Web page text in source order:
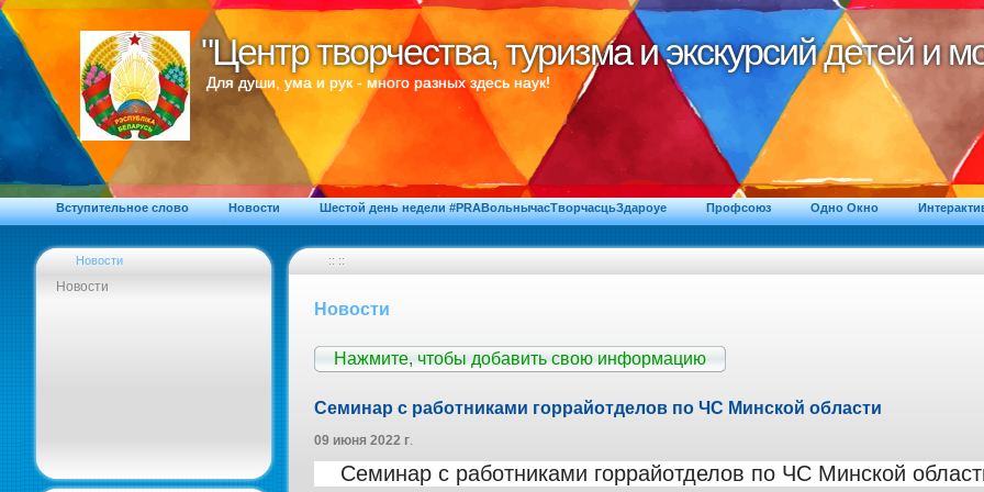
"Центр творчества, туризма и экскурсий детей и
"Центр творчества, туризма и экскурсий детей и
Для души, ума и рук - много разных здесь наук!
Вступительное слово Новости Шестой день недели #PRAВольнычасТворчасцьЗдароуе Профсоюз Одно Окно
Новости
Новости
:: ::
Новости
Нажмите, чтобы добавить свою информацию
Семинар с работниками горрайотделов по ЧС Минской области
09 июня 2022 г.
Семинар с работниками горрайотделов по ЧС Минской